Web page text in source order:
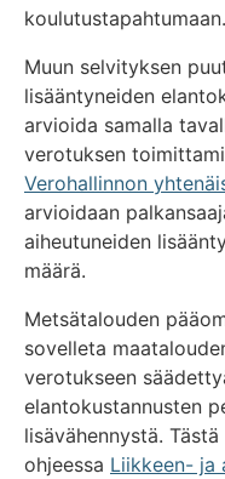
koulutustapahtumaan.
Muun selvityksen
lisääntyneiden
arvioida samalla
verotuksen
Verohallinnon
arvioidaan
aiheutuneiden
määrä.
Metsätalouden
sovelleta
verotukseen
elantokustannusten
lisävähennystä.
ohjeessa Liikkeen- ja